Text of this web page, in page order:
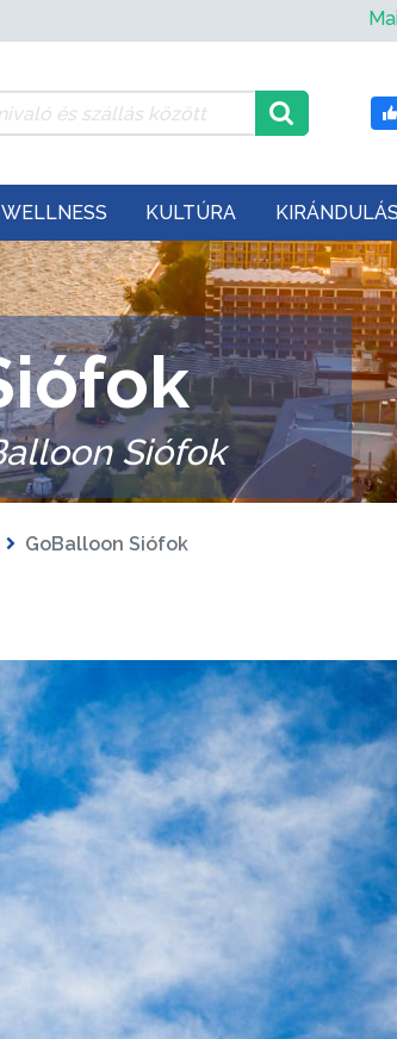
WELLNESS KULTÚRA KIRÁNDULÁS
Siófok
GoBalloon Siófok